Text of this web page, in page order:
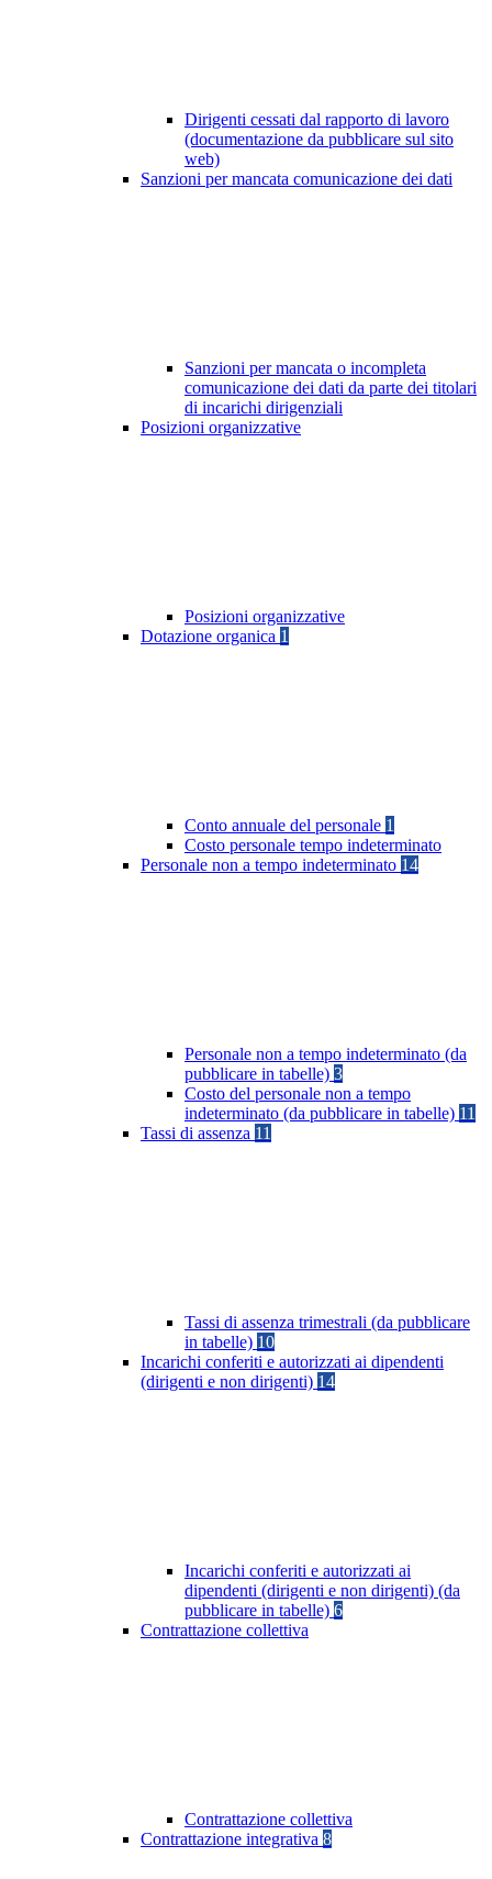
Dirigenti cessati dal rapporto di lavoro
(documentazione da pubblicare sul sito
web)
Sanzioni per mancata comunicazione dei dati
Sanzioni per mancata o incompleta
comunicazione dei dati da parte dei titolari
di incarichi dirigenziali
Posizioni organizzative
Posizioni organizzative
Dotazione organica 1
Conto annuale del personale 1
Costo personale tempo indeterminato
Personale non a tempo indeterminato 14
Personale non a tempo indeterminato (da
pubblicare in tabelle) 3
Costo del personale non a tempo
indeterminato (da pubblicare in tabelle) 11
Tassi di assenza 11
Tassi di assenza trimestrali (da pubblicare
in tabelle) 10
Incarichi conferiti e autorizzati ai dipendenti
(dirigenti e non dirigenti) 14
Incarichi conferiti e autorizzati ai
dipendenti (dirigenti e non dirigenti) (da
pubblicare in tabelle) 6
Contrattazione collettiva
Contrattazione collettiva
Contrattazione integrativa 8